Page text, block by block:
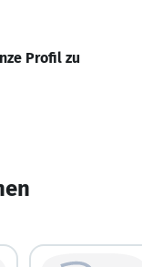
Profil zu